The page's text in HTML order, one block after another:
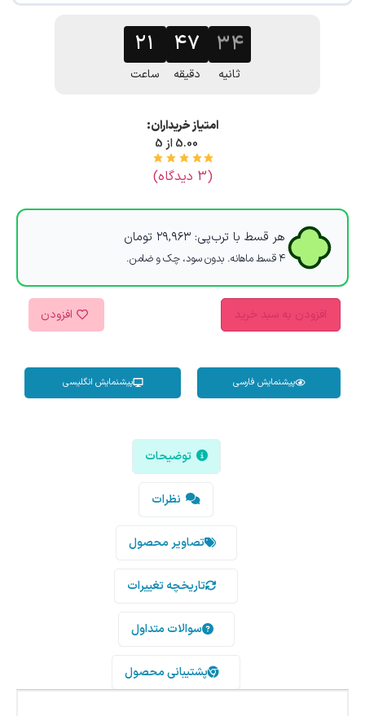
۲۱
ساعت
۴۷
دقیقه
۳۳
ثانیه
امتیاز خریداران:
5.00 از 5
(
3 دیدگاه)
هر قسط با ترب‌پی: ۲۹,۹۶۳ تومان
۴ قسط ماهانه. بدون سود، چک و ضامن.
افزودن به سبد خرید افزودن
پیشنمایش فارسی پیشنمایش انگلیسی
توضیحات
نظرات
تصاویر محصول
تاریخچه تغییرات
سوالات متداول
پشتیبانی محصول